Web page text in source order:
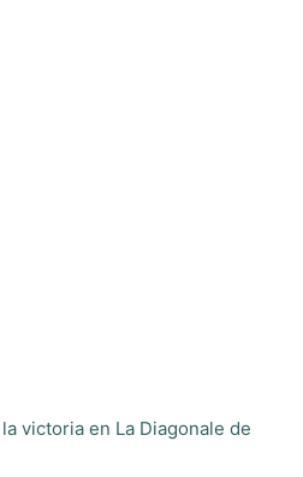
victoria en La Diagonale de